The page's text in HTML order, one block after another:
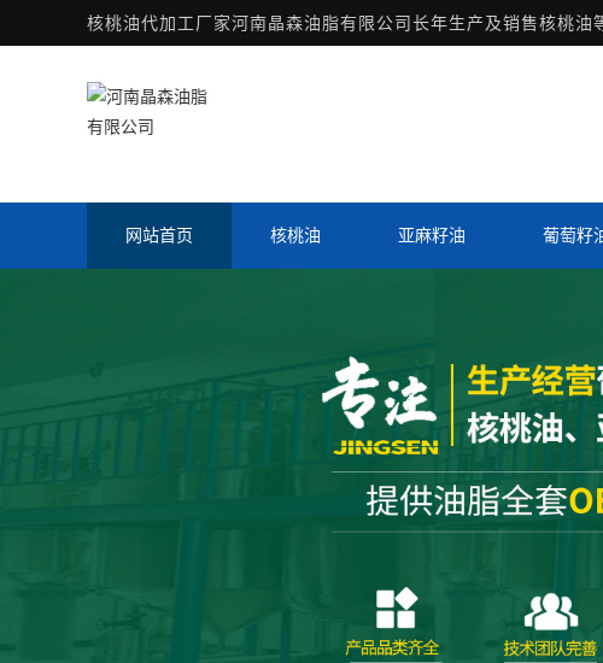
核桃油代加工厂家河南晶森油脂有限公司长年生产及销售核桃
网站首页 核桃油 亚麻籽油 葡萄籽